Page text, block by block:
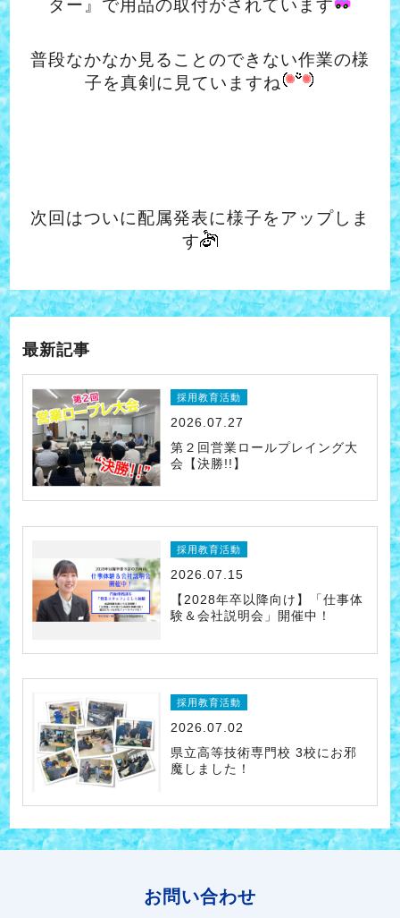
ター』で用品の取付がされています
普段なかなか見ることのできない作業の様
子を真剣に見ていますね
次回はついに配属発表に様子をアップしま
す
最新記事
採用教育活動
2026.07.27
第２回営業ロールプレイング大
会【決勝!!】
採用教育活動
2026.07.15
【2028年卒以降向け】「仕事体
験＆会社説明会」開催中！
採用教育活動
2026.07.02
県立高等技術専門校 3校にお邪
魔しました！
お問い合わせ